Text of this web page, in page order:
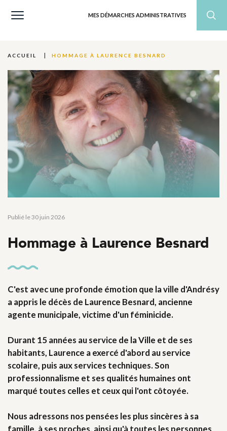
MES DÉMARCHES ADMINISTRATIVES
ACCUEIL HOMMAGE À LAURENCE BESNARD
Publié le 30 juin 2026
Hommage à Laurence Besnard
C'est avec une profonde émotion que la ville d'Andrésy
a appris le décès de Laurence Besnard, ancienne
agente municipale, victime d'un féminicide.
Durant 15 années au service de la Ville et de ses
habitants, Laurence a exercé d'abord au service
scolaire, puis aux services techniques. Son
professionnalisme et ses qualités humaines ont
marqué toutes celles et ceux qui l'ont côtoyée.
Nous adressons nos pensées les plus sincères à sa
famille, à ses proches, ainsi qu'à toutes les personnes